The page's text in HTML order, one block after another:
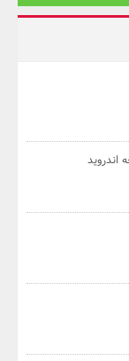
اندروید